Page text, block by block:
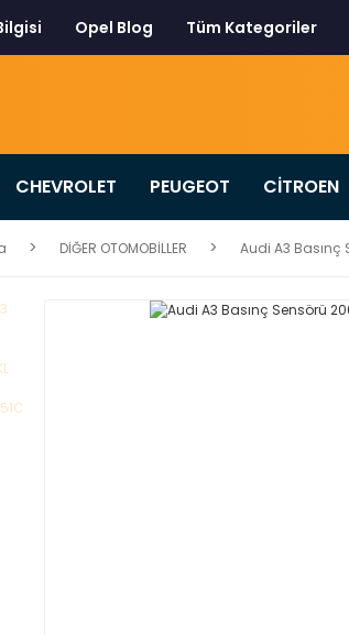
Opel Blog Tüm Kategoriler
CHEVROLET PEUGEOT CİTROEN
DİĞER OTOMOBİLLER Audi A3 Basınç